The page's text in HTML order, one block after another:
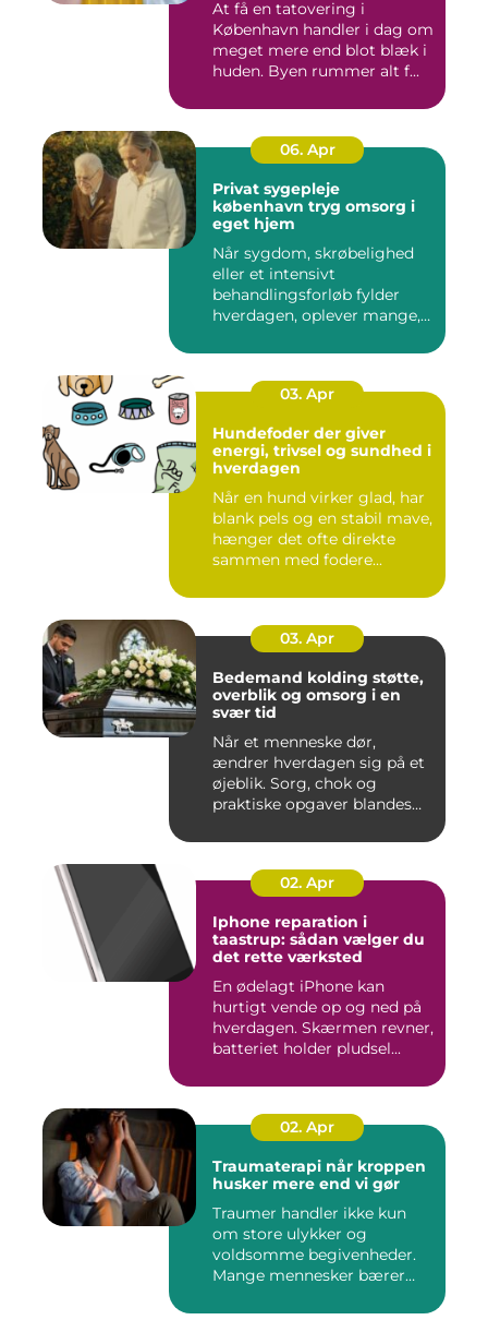
At få en tatovering i
København handler i dag om
meget mere end blot blæk i
huden. Byen rummer alt f...
06. Apr
Privat sygepleje
københavn tryg omsorg i
eget hjem
Når sygdom, skrøbelighed
eller et intensivt
behandlingsforløb fylder
hverdagen, oplever mange,
03. Apr
Hundefoder der giver
energi, trivsel og sundhed i
hverdagen
Når en hund virker glad, har
blank pels og en stabil mave,
hænger det ofte direkte
sammen med fodere...
03. Apr
Bedemand kolding støtte,
overblik og omsorg i en
svær tid
Når et menneske dør,
ændrer hverdagen sig på et
øjeblik. Sorg, chok og
praktiske opgaver blandes
02. Apr
Iphone reparation i
taastrup: sådan vælger du
det rette værksted
En ødelagt iPhone kan
hurtigt vende op og ned på
hverdagen. Skærmen revner,
batteriet holder pludsel...
02. Apr
Traumaterapi når kroppen
husker mere end vi gør
Traumer handler ikke kun
om store ulykker og
voldsomme begivenheder.
Mange mennesker bærer